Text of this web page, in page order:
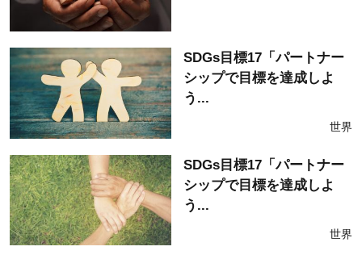
SDGs目標17「パートナー
シップで目標を達成しよ
う...
世界
SDGs目標17「パートナー
シップで目標を達成しよ
う...
世界